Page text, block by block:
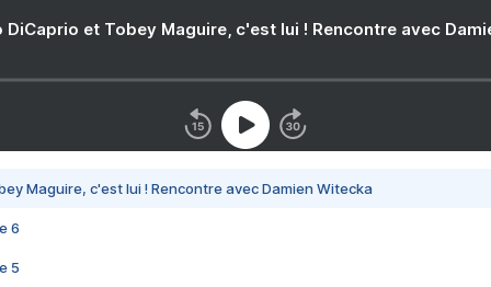
DiCaprio et Tobey Maguire, c'est lui ! Rencontre avec
Maguire, c'est lui ! Rencontre avec Damien Witecka
6
5